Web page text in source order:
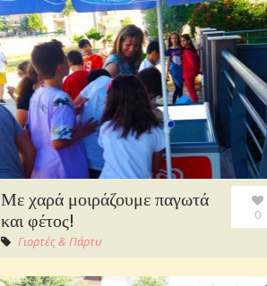
Με χαρά μοιράζουμε παγωτά
και φέτος!
Γιορτές & Πάρτυ
0